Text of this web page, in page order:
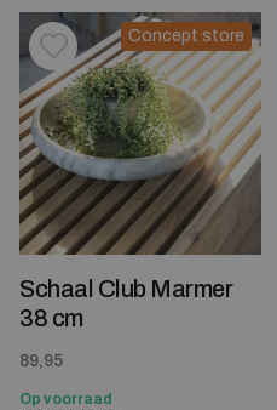
Concept store
Toevoegen aan
Verwijderen van verlanglijst
Schaal Club Marmer
38 cm
89,95
Op voorraad